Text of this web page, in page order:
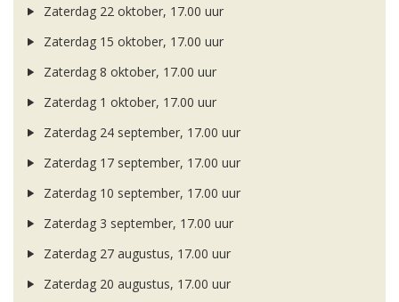
Zaterdag 22 oktober, 17.00 uur
Zaterdag 15 oktober, 17.00 uur
Zaterdag 8 oktober, 17.00 uur
Zaterdag 1 oktober, 17.00 uur
Zaterdag 24 september, 17.00 uur
Zaterdag 17 september, 17.00 uur
Zaterdag 10 september, 17.00 uur
Zaterdag 3 september, 17.00 uur
Zaterdag 27 augustus, 17.00 uur
Zaterdag 20 augustus, 17.00 uur